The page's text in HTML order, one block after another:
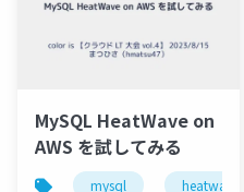
MySQL HeatWave on
AWS を試してみる
mysql heatwave